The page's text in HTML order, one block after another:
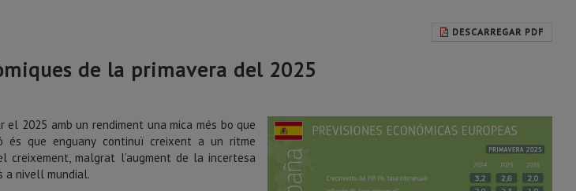
DESCARREGAR PDF
de la primavera del 2025
el 2025 amb un rendiment una mica més bo que
és que enguany continuï creixent a un ritme
malgrat l’augment de la incertesa
a nivell mundial.